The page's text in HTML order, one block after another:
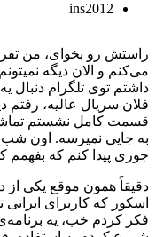
ins2012
دانلود
بلوط
اسکور
|
بهترین
برنامه
امتیازدهی
فیلم
و
سریال
ایرانی
می‌کنم و الان دیگه
داشتم توی تلگرام
فلان سریال عالیه، رفتم
قسمت کامل نشستم
به جایی نمیرسه. اون شب
جوری پیدا کنم که بفهمم
دقیقاً همون موقع یکی
اسکور که کاربرای
فکر کردم خب، یه